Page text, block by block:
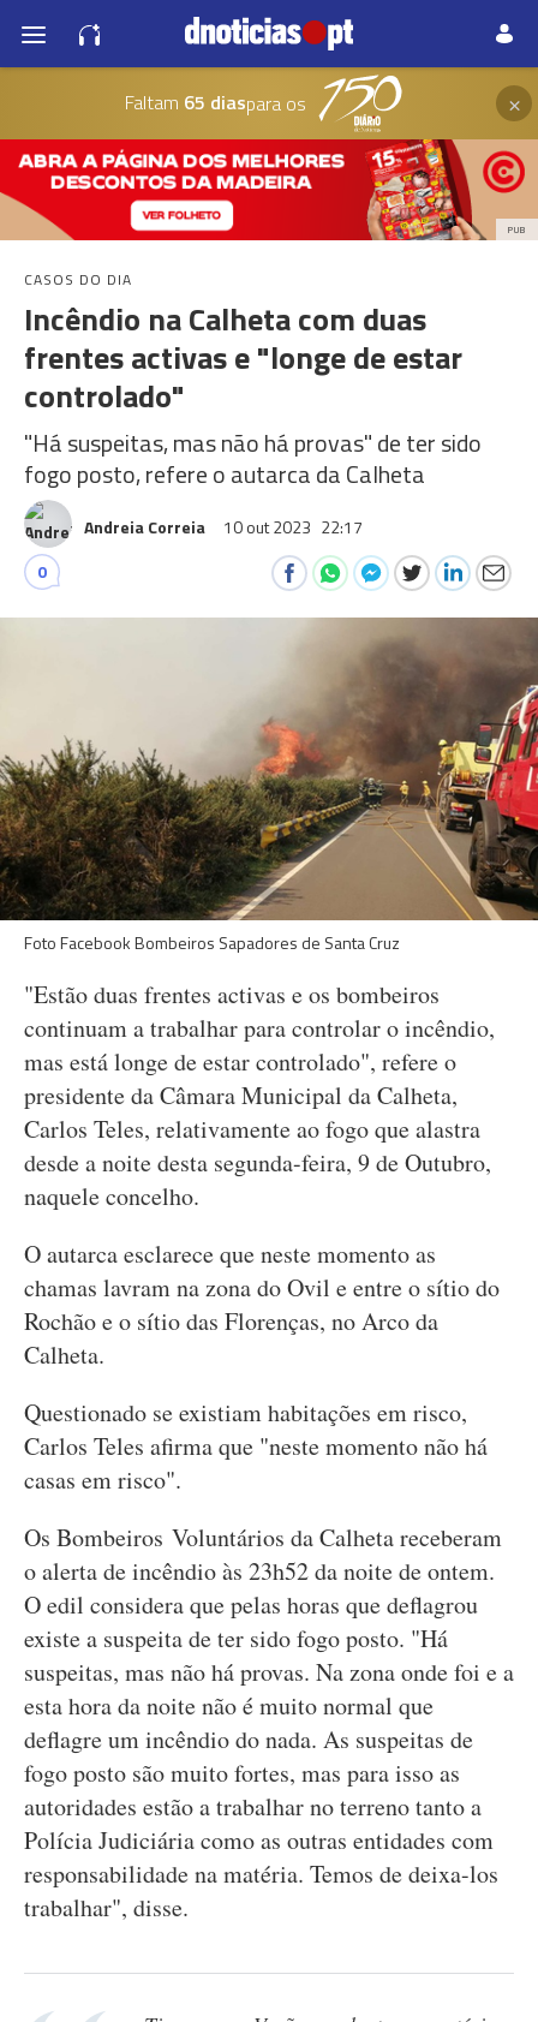
Faltam 65 diaspara os ×
PUB
CASOS DO DIA
Incêndio na Calheta com duas
frentes activas e "longe de estar
controlado"
"Há suspeitas, mas não há provas" de ter sido
fogo posto, refere o autarca da Calheta
Andreia Correia 10 out 2023 22:17
0
Foto Facebook Bombeiros Sapadores de Santa Cruz
"Estão duas frentes activas e os bombeiros
continuam a trabalhar para controlar o incêndio,
mas está longe de estar controlado", refere o
presidente da Câmara Municipal da Calheta,
Carlos Teles, relativamente ao fogo que alastra
desde a noite desta segunda-feira, 9 de Outubro,
naquele concelho.
O autarca esclarece que neste momento as
chamas lavram na zona do Ovil e entre o sítio do
Rochão e o sítio das Florenças, no Arco da
Calheta.
Questionado se existiam habitações em risco,
Carlos Teles afirma que "neste momento não há
casas em risco".
Os Bombeiros Voluntários da Calheta receberam
o alerta de incêndio às 23h52 da noite de ontem.
O edil considera que pelas horas que deflagrou
existe a suspeita de ter sido fogo posto. "Há
suspeitas, mas não há provas. Na zona onde foi e a
esta hora da noite não é muito normal que
deflagre um incêndio do nada. As suspeitas de
fogo posto são muito fortes, mas para isso as
autoridades estão a trabalhar no terreno tanto a
Polícia Judiciária como as outras entidades com
responsabilidade na matéria. Temos de deixa-los
trabalhar", disse.